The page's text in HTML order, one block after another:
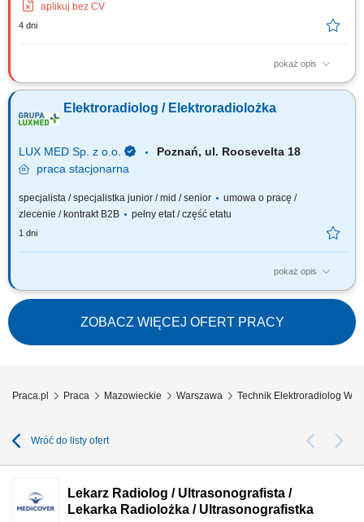
aplikuj bez CV
4 dni
pokaż opis
Miejsce pracy: Pracownia Hemodynamiki Oddział Kardiologii Otwock
Elektroradiolog / Elektroradiolożka
LUX MED Sp. z o.o.
Poznań, ul. Roosevelta 18
praca stacjonarna
specjalista / specjalistka junior / mid / senior
umowa o pracę /
zlecenie / kontrakt B2B
pełny etat / część etatu
1 dni
pokaż opis
Oczekiwania wobec Ciebie: wykształcenie min. średnie, ukończone
policealne studium zawodowe lub technikum - preferowane
wykształcenie licencjackie lub magisterskie z zakresu elektroradiologii;
preferowane roczne doświadczenie zawodowe na stanowisku
elektroradiologa; ukończone szkolenie z...
ZOBACZ WIĘCEJ OFERT PRACY
Praca.pl Praca Mazowieckie Warszawa Technik Elektroradiolog
Wróć do listy ofert
Lekarz Radiolog / Ultrasonografista /
Lekarka Radiolożka / Ultrasonografistka